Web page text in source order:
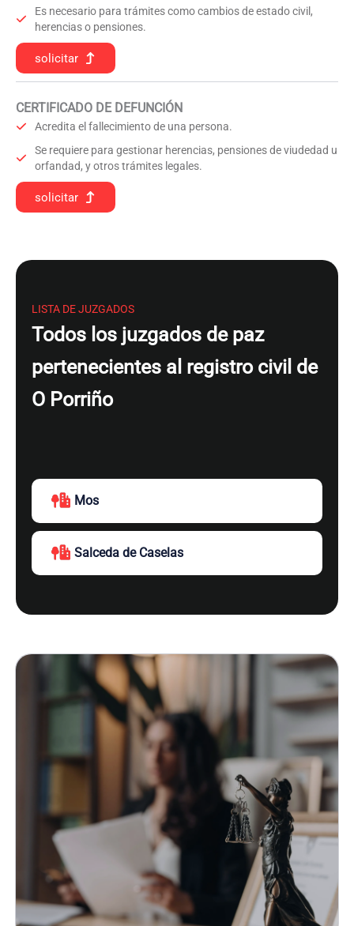
Es necesario para trámites como cambios de estado civil,
herencias o pensiones.
solicitar
CERTIFICADO DE DEFUNCIÓN
Acredita el fallecimiento de una persona.
Se requiere para gestionar herencias, pensiones de viudedad u
orfandad, y otros trámites legales.
solicitar
LISTA DE JUZGADOS
Todos los juzgados de paz
pertenecientes al registro civil de
O Porriño
Mos
Salceda de Caselas